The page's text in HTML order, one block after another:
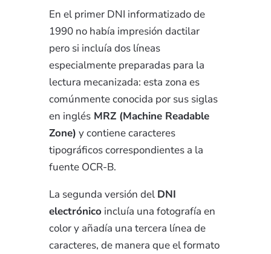
En el primer DNI informatizado de
1990 no había impresión dactilar
pero si incluía dos líneas
especialmente preparadas para la
lectura mecanizada: esta zona es
comúnmente conocida por sus siglas
en inglésMRZ (Machine Readable
Zone) y contiene caracteres
tipográficos correspondientes a la
fuente OCR-B.
La segunda versión del DNI
electrónico incluía una fotografía en
color y añadía una tercera línea de
caracteres, de manera que el formato